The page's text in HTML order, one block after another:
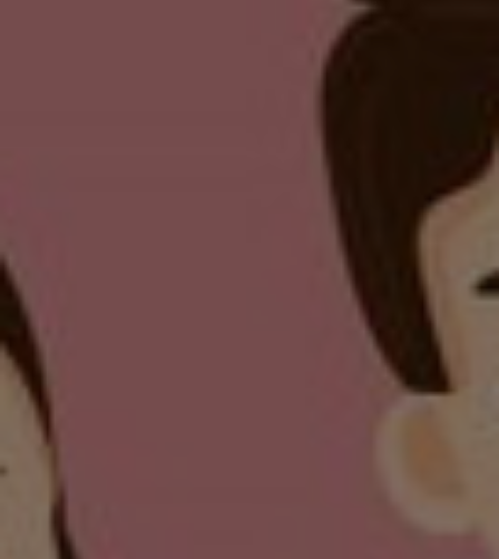
Our Special
Wedding Event
Dengan Memohon Rahmat Dan Ridho Allah
Bapak/Ibu/Saudara/I, Untuk Menghadiri
Resepsi Pernikahan Kami. Yang Insya Allah
Akan Dilaksanakan Pada :